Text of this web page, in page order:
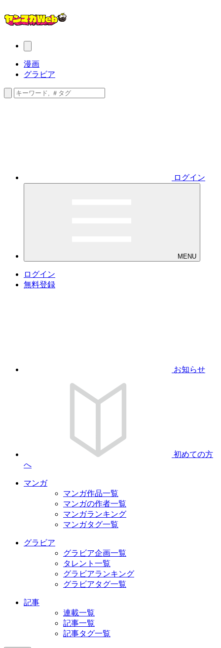
漫画
グラビア
ログイン
MENU
ログイン
無料登録
お知らせ
初めての方
へ
マンガ
マンガ作品一覧
マンガの作者一覧
マンガランキング
マンガタグ一覧
グラビア
グラビア企画一覧
タレント一覧
グラビアランキング
グラビアタグ一覧
記事
連載一覧
記事一覧
記事タグ一覧